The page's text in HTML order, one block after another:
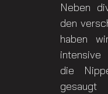
Neben
den
haben
intensive
die